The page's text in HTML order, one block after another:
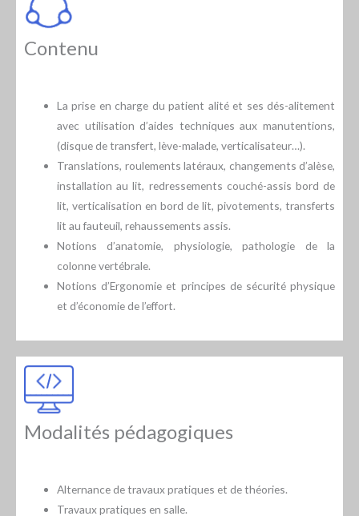
Contenu
La prise en charge du patient alité et ses dés-alitement
avec utilisation d’aides techniques aux manutentions,
(disque de transfert, lève-malade, verticalisateur…).
Translations, roulements latéraux, changements d’alèse,
installation au lit, redressements couché-assis bord de
lit, verticalisation en bord de lit, pivotements, transferts
lit au fauteuil, rehaussements assis.
Notions d’anatomie, physiologie, pathologie de la
colonne vertébrale.
Notions d’Ergonomie et principes de sécurité physique
et d’économie de l’effort.
Modalités pédagogiques
Alternance de travaux pratiques et de théories.
Travaux pratiques en salle.